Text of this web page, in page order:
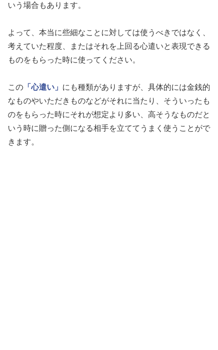
いう場合もあります。
よって、本当に些細なことに対しては使うべきではなく、
考えていた程度、またはそれを上回る心遣いと表現できる
ものをもらった時に使ってください。
この 「心遣い」 にも種類がありますが、具体的には金銭的
なものやいただきものなどがそれに当たり、そういったも
のをもらった時にそれが想定より多い、高そうなものだと
いう時に贈った側になる相手を立ててうまく使うことがで
きます。